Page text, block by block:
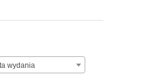
wydania
wydania